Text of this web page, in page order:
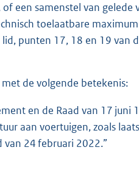
een samenstel van
toelaatbare
punten 17, 18 en 19 van
de volgende betekenis:
en de Raad van 17
aan voertuigen, zoals
van 24 februari 2022.”